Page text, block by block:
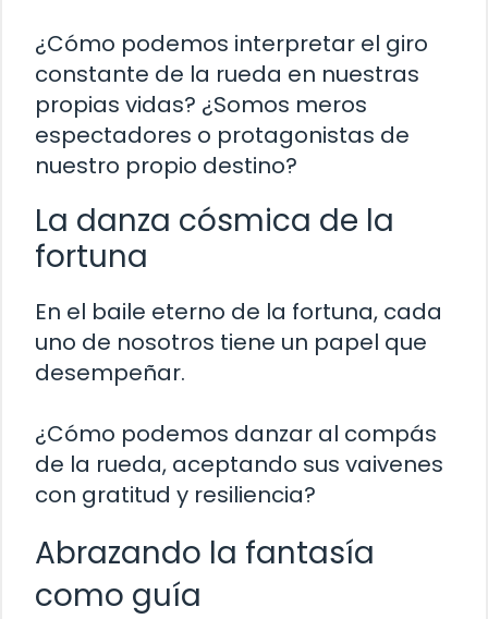
¿Cómo podemos interpretar el giro
constante de la rueda en nuestras
propias vidas? ¿Somos meros
espectadores o protagonistas de
nuestro propio destino?
La danza cósmica de la
fortuna
En el baile eterno de la fortuna, cada
uno de nosotros tiene un papel que
desempeñar.
¿Cómo podemos danzar al compás
de la rueda, aceptando sus vaivenes
con gratitud y resiliencia?
Abrazando la fantasía
como guía